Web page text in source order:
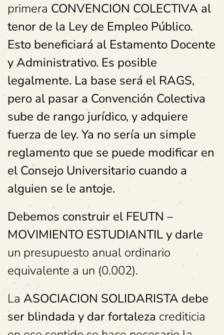
primera CONVENCION COLECTIVA al
tenor de la Ley de Empleo Público.
Esto beneficiará al Estamento Docente
y Administrativo. Es posible
legalmente. La base será el RAGS,
pero al pasar a Convención Colectiva
sube de rango jurídico, y adquiere
fuerza de ley. Ya no sería un simple
reglamento que se puede modificar en
el Consejo Universitario cuando a
alguien se le antoje.
Debemos construir el FEUTN –
MOVIMIENTO ESTUDIANTIL y darle
un presupuesto anual ordinario
equivalente a un (0.002).
La ASOCIACION SOLIDARISTA debe
ser blindada y dar fortaleza crediticia